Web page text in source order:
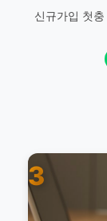
신규가입 첫
3